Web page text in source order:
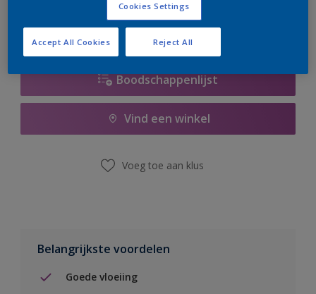
Boodschappenlijst
Vind een winkel
Voeg toe aan klus
Belangrijkste voordelen
Goede vloeiing
Cookies Settings
Reject All
Accept All Cookies